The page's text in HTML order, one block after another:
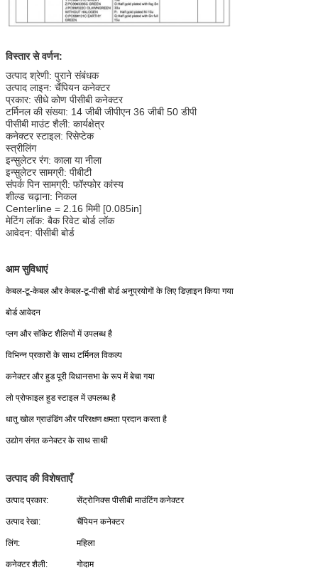
विस्तार से वर्णन:
उत्पाद श्रेणी: पुराने संबंधक
उत्पाद लाइन: चैंपियन कनेक्टर
प्रकार: सीधे कोण पीसीबी कनेक्टर
टर्मिनल की संख्या: 14 जीबी जीपीएन 36 जीबी 50 डीपी
पीसीबी माउंट शैली: कार्यक्षेत्र
कनेक्टर स्टाइल: रिसेप्टेक
स्त्रीलिंग
इन्सुलेटर रंग: काला या नीला
इन्सुलेटर सामग्री: पीबीटी
संपर्क पिन सामग्री: फॉस्फोर कांस्य
शील्ड चढ़ाना: निकल
Centerline = 2.16 मिमी [0.085in]
मेटिंग लॉक: बैक रिवेट बोर्ड लॉक
आवेदन: पीसीबी बोर्ड
आम सुविधाएं
केबल-टू-केबल और केबल-टू-पीसी बोर्ड अनुप्रयोगों के लिए डिज़ाइन किया गया
बोर्ड आवेदन
प्लग और सॉकेट शैलियों में उपलब्ध है
विभिन्न प्रकारों के साथ टर्मिनल विकल्प
कनेक्टर और हुड पूरी विधानसभा के रूप में बेचा गया
लो प्रोफाइल हुड स्टाइल में उपलब्ध है
धातु खोल ग्राउंडिंग और परिरक्षण क्षमता प्रदान करता है
उद्योग संगत कनेक्टर के साथ साथी
उत्पाद की विशेषताएँ
उत्पाद प्रकार: सेंट्रोनिक्स पीसीबी माउंटिंग कनेक्टर
उत्पाद रेखा: चैंपियन कनेक्टर
लिंग: महिला
कनेक्टर शैली: गोदाम